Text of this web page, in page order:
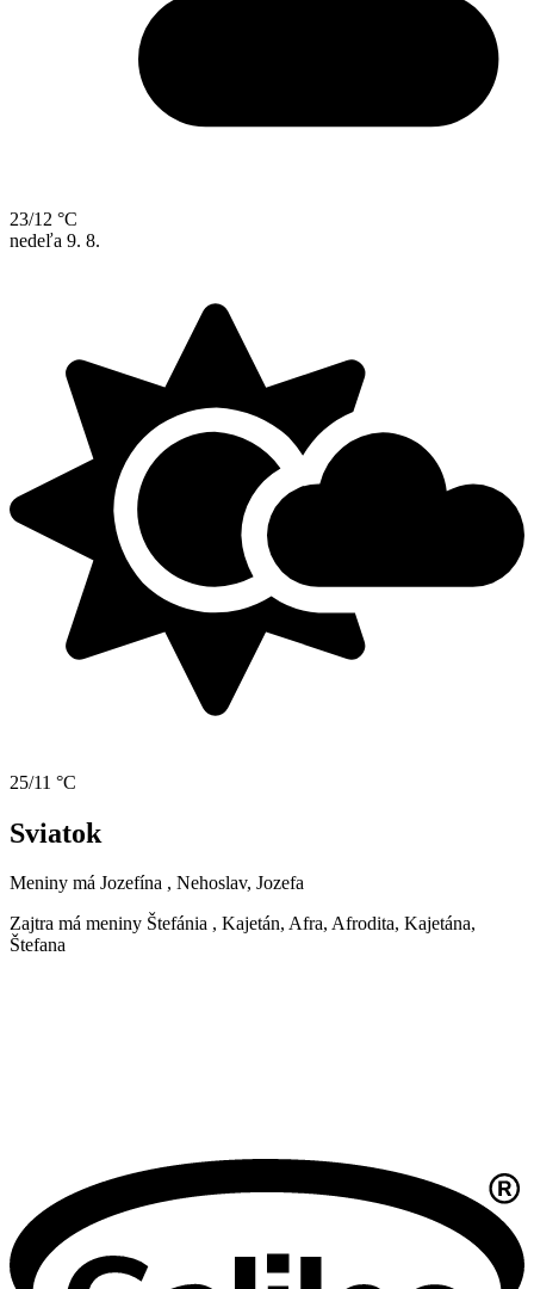
23/12 °C
nedeľa 9. 8.
25/11 °C
Sviatok
Meniny má Jozefína , Nehoslav, Jozefa
Zajtra má meniny Štefánia , Kajetán, Afra, Afrodita, Kajetána,
Štefana